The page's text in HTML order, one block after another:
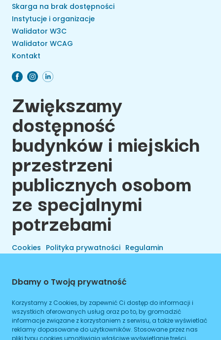
Skarga na brak dostępności
Instytucje i organizacje
Walidator W3C
Walidator WCAG
Kontakt
Zwiększamy
dostępność
budynków i miejskich
przestrzeni
publicznych osobom
ze specjalnymi
potrzebami
Cookies Polityka prywatności Regulamin
Dbamy o Twoją prywatność
Korzystamy z Cookies, by zapewnić Ci dostęp do informacji i
wszystkich oferowanych usług oraz po to, by gromadzić
informacje związane z korzystaniem z serwisu, a także wyświetlać
reklamy dopasowane do użytkowników. Stosowane przez nas
pliki typu cookies umożliwiają właściwe wyświetlanie treści,